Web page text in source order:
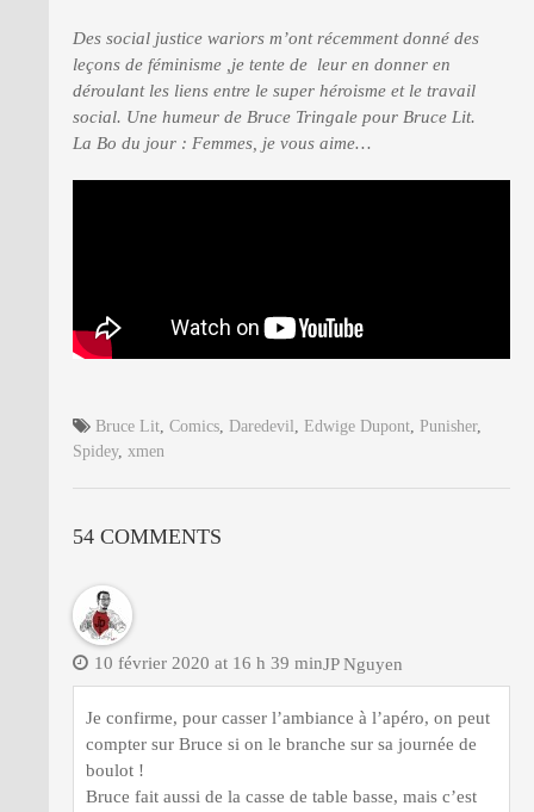
Des social justice wariors m’ont récemment donné des
leçons de féminisme ,je tente de leur en donner en
déroulant les liens entre le super héroisme et le travail
social. Une humeur de Bruce Tringale pour Bruce Lit.
La Bo du jour : Femmes, je vous aime…
Bruce Lit, Comics, Daredevil , Edwige Dupont, Punisher,
Spidey, xmen
54 COMMENTS
JP Nguyen
10 février 2020 at 16 h 39 min
Je confirme, pour casser l’ambiance à l’apéro, on peut
compter sur Bruce si on le branche sur sa journée de
boulot !
Bruce fait aussi de la casse de table basse, mais c’est